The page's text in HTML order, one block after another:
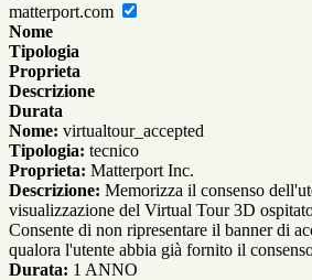
matterport.com
Nome
Tipologia
Proprieta
Descrizione
Durata
Nome: virtualtour_accepted
Tipologia: tecnico
Proprieta: Matterport Inc.
Descrizione: Memorizza il consenso
visualizzazione del Virtual Tour 3D
Consente di non ripresentare il banner di
qualora l'utente abbia già fornito il
Durata: 1 ANNO